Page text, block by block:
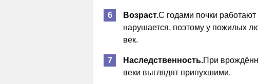
Возраст.С годами почки
нарушается, поэтому у пожилых
век.
Наследственность.При
веки выглядят припухшими.